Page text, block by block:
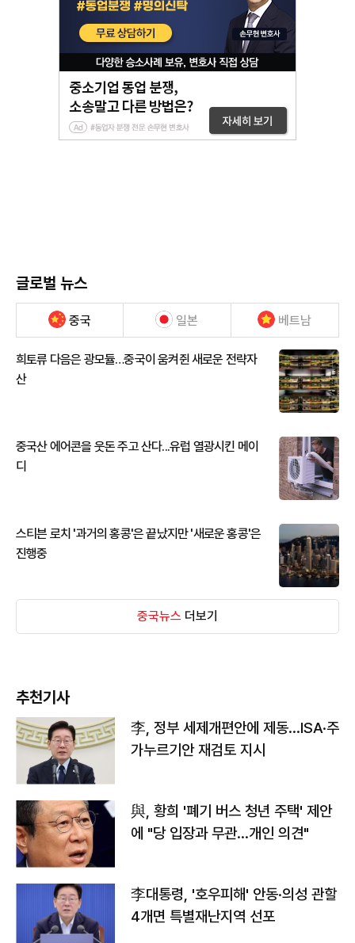
글로벌 뉴스
중국 일본 베트남
희토류 다음은 광모듈…중국이 움켜쥔 새로운 전략자
산
중국산 에어콘을 웃돈 주고 산다...유럽 열광시킨 메이
디
스티븐 로치 '과거의 홍콩'은 끝났지만 '새로운 홍콩'은
진행중
중국뉴스 더보기
추천기사
李, 정부 세제개편안에 제동…ISA·주
가누르기안 재검토 지시
與, 황희 '폐기 버스 청년 주택' 제안
에 "당 입장과 무관…개인 의견"
李대통령, '호우피해' 안동·의성 관할
4개면 특별재난지역 선포